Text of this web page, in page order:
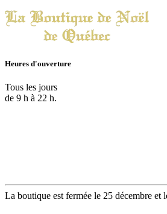
Heures d'ouverture
Tous les jours
de 9 h à 22 h.
La boutique est fermée le 25 décembre et